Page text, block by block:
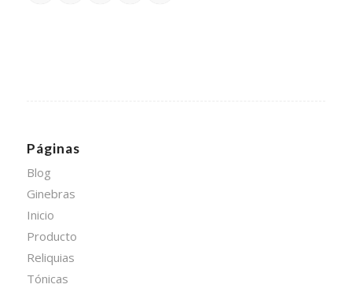
Páginas
Blog
Ginebras
Inicio
Producto
Reliquias
Tónicas